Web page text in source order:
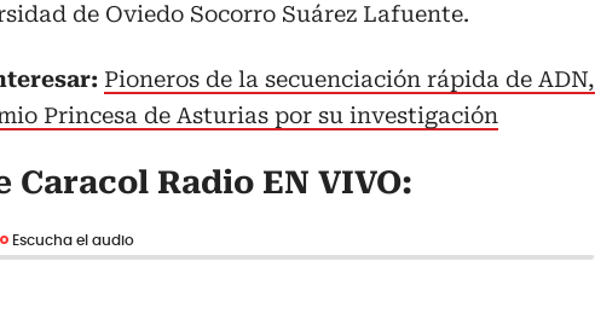
de Oviedo Socorro Suárez Lafuente.
Pioneros de la secuenciación rápida de ADN,
Princesa de Asturias por su investigación
Caracol Radio EN VIVO:
Escucha el audio